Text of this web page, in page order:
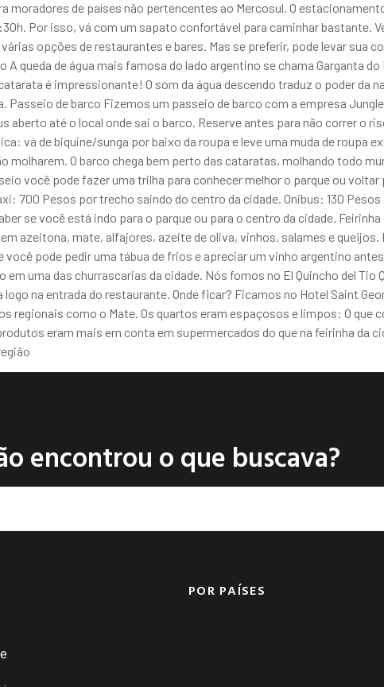
moradores de países não pertencentes ao Mercosul. O
Por isso, vá com um sapato confortável para caminhar bastante.
opções de restaurantes e bares. Mas se preferir, pode levar sua
queda de água mais famosa do lado argentino se chama Garganta
é impressionante! O som da água descendo traduz o poder da
Passeio de barco Fizemos um passeio de barco com a empresa
aberto até o local onde sai o barco. Reserve antes para não correr o
vá de biquine/sunga por baixo da roupa e leve uma muda de roupa
molharem. O barco chega bem perto das cataratas, molhando todo
você pode fazer uma trilha para conhecer melhor o parque ou voltar
700 Pesos por trecho saindo do centro da cidade. Onibus: 130
se você está indo para o parque ou para o centro da cidade.
azeitona, mate, alfajores, azeite de oliva, vinhos, salames e queijos.
pode pedir uma tábua de frios e apreciar um vinho argentino
uma das churrascarias da cidade. Nós fomos no El Quincho del
na entrada do restaurante. Onde ficar? Ficamos no Hotel Saint
regionais como o Mate. Os quartos eram espaçosos e limpos: O que
eram mais em conta em supermercados do que na feirinha da
encontrou o que buscava?
POR PAÍSES